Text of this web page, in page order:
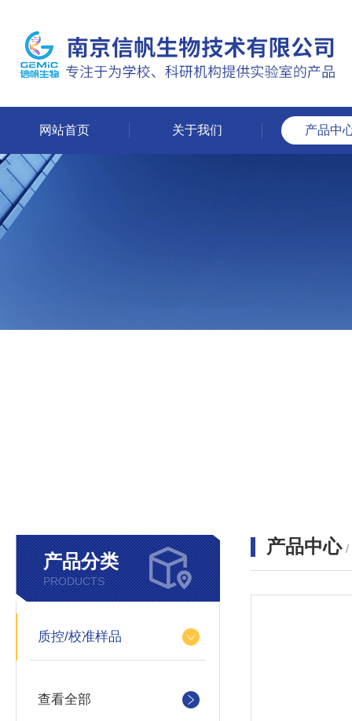
网站首页 关于我们 产品中
产品分类
PRODUCTS
质控/校准样品
查看全部
产品中心 /